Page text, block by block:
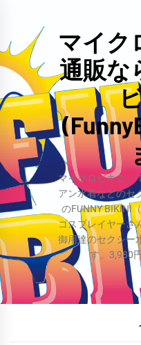
テ
ン
ツ
へ
ッ
プ
マイク
通販な
マイクロビキニ、
アン水着などのセ
のFUNNY BIKINI
コスプレイヤーさ
御用達のセクシー
す。3,980